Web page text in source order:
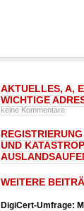
AKTUELLES, A,
WICHTIGE
keine Kommentare
UND
WEITERE
DigiCert-Umfrage: